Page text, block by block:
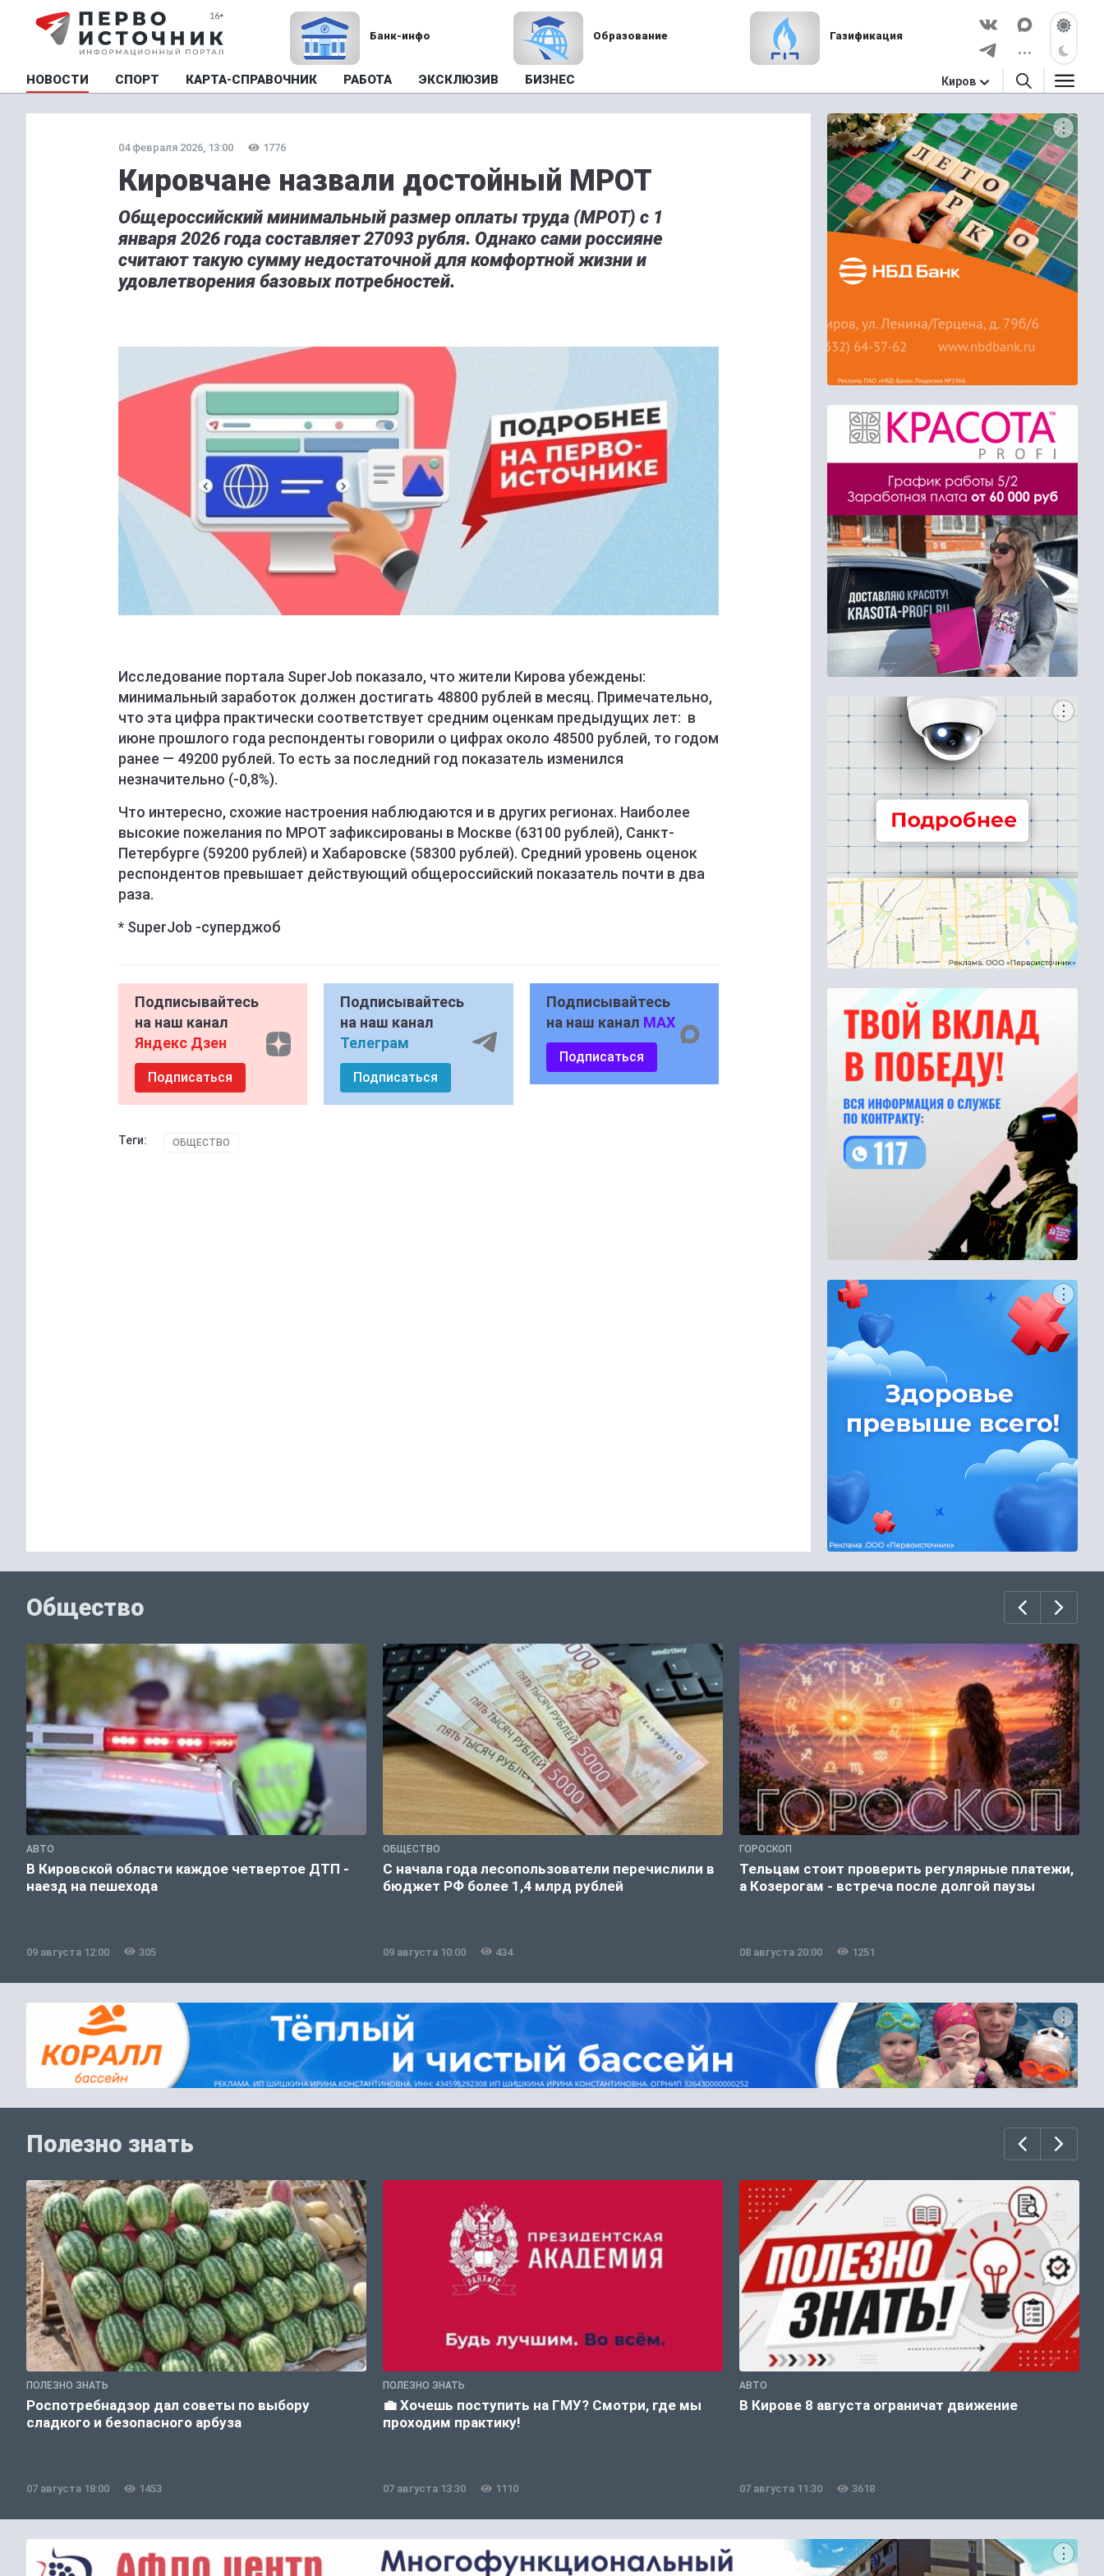
Банк-инфо Образование Газификация
НОВОСТИ СПОРТ КАРТА-СПРАВОЧНИК РАБОТА ЭКСКЛЮЗИВ БИЗНЕС Киров
04 февраля 2026, 13:00 1776
Кировчане назвали достойный МРОТ
Общероссийский минимальный размер оплаты труда (МРОТ) с 1
января 2026 года составляет 27093 рубля. Однако сами россияне
считают такую сумму недостаточной для комфортной жизни и
удовлетворения базовых потребностей.
Исследование портала SuperJob показало, что жители Кирова убеждены:
минимальный заработок должен достигать 48800 рублей в месяц. Примечательно,
что эта цифра практически соответствует средним оценкам предыдущих лет: в
июне прошлого года респонденты говорили о цифрах около 48500 рублей, то годом
ранее — 49200 рублей. То есть за последний год показатель изменился
незначительно (-0,8%).
Что интересно, схожие настроения наблюдаются и в других регионах. Наиболее
высокие пожелания по МРОТ зафиксированы в Москве (63100 рублей), Санкт-
Петербурге (59200 рублей) и Хабаровске (58300 рублей). Средний уровень оценок
респондентов превышает действующий общероссийский показатель почти в два
раза.
* SuperJob -суперджоб
Подписывайтесь
на наш канал
Яндекс Дзен
Подписаться
Подписывайтесь
на наш канал
Телеграм
Подписаться
Подписывайтесь
на наш канал MAX
Подписаться
Теги: ОБЩЕСТВО
Общество
АВТО
В Кировской области каждое четвертое ДТП -
наезд на пешехода
09 августа 12:00 305
ОБЩЕСТВО
С начала года лесопользователи перечислили в
бюджет РФ более 1,4 млрд рублей
09 августа 10:00 434
ГОРОСКОП
Тельцам стоит проверить регулярные платежи,
а Козерогам - встреча после долгой паузы
08 августа 20:00 1251
Полезно знать
ПОЛЕЗНО ЗНАТЬ
Роспотребнадзор дал советы по выбору
сладкого и безопасного арбуза
07 августа 18:00 1453
ПОЛЕЗНО ЗНАТЬ
💼 Хочешь поступить на ГМУ? Смотри, где мы
проходим практику!
07 августа 13:30 1110
АВТО
В Кирове 8 августа ограничат движение
07 августа 11:30 3618